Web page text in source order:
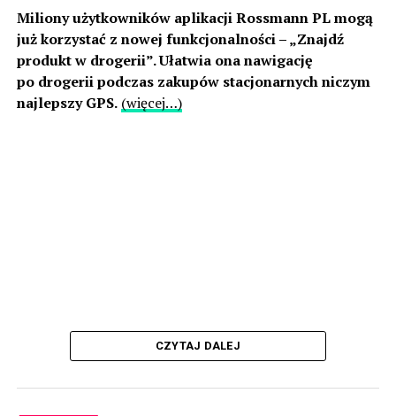
Miliony użytkowników aplikacji Rossmann PL mogą
już korzystać z nowej funkcjonalności – „Znajdź
produkt w drogerii”. Ułatwia ona nawigację
po drogerii podczas zakupów stacjonarnych niczym
najlepszy GPS. (więcej…)
CZYTAJ DALEJ